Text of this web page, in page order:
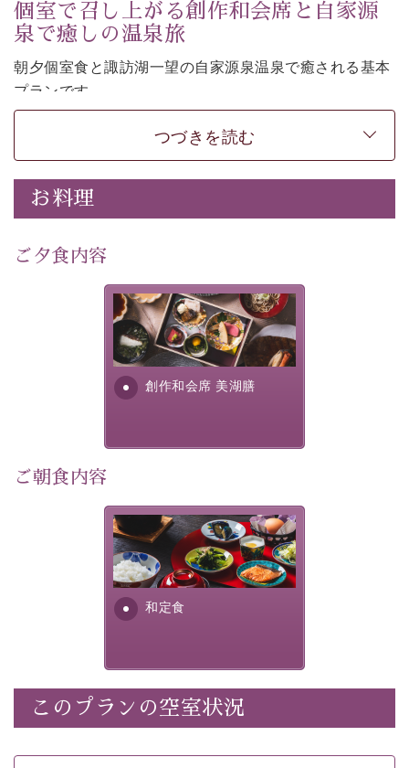
個室で召し上がる創作和会席と自家源
泉で癒しの温泉旅
朝夕個室食と諏訪湖一望の自家源泉温泉で癒される基本
プランです。
諏訪湖を眺めながら幽玄な装飾の館内で静かに寛いでお
-----------【安心への取り組み】----------
個室料亭、貸切風呂のご利用が可能な上、 安心安全にご
滞在いただけるよう
30項目以上からなる独自の衛生・消毒プログラムの基、
徹底した衛生管理を行っております。
---------------------------------------------
・朝夕個室料亭で個室食
・諏訪大社4社を巡る無料参拝バス（事前予約制）
・館内着をご用意
・環境に配慮したアメニティをご用意
・館内フリーWi-Fi
・チェックイン15時、チェックアウト10時
・朝夕個室料亭で個室食
・夕食は地産地消の創作和会席 美湖膳（二十四節気と
・朝食はこだわりの味噌汁をはじめとした和定食
【温泉】
自家源泉「美翠源泉」は酸化の進みが遅く新鮮で若返り
の効果が高い、極めて希有な源泉です。身も心も癒され
つづきを読む
お料理
ご夕食内容
創作和会席 美湖膳
美湖膳とは諏訪の地で特別を
提供する為に料理長・神原 裕
明が考え出した創作和会席で
す。美しい諏訪湖の幸...
ご朝食内容
和定食
さっぱりとした和食膳に使わ
れる食材は、諏訪の名産品を
ふんだんに取り入れ、安心・
安全を心掛けた長野県産...
このプランの空室状況